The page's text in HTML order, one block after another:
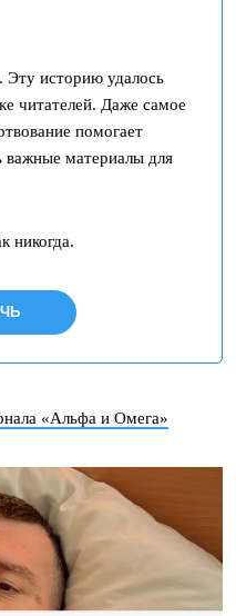
Эту историю удалось
читателей. Даже самое
помогает
важные материалы для
никогда.
«Альфа и Омега»